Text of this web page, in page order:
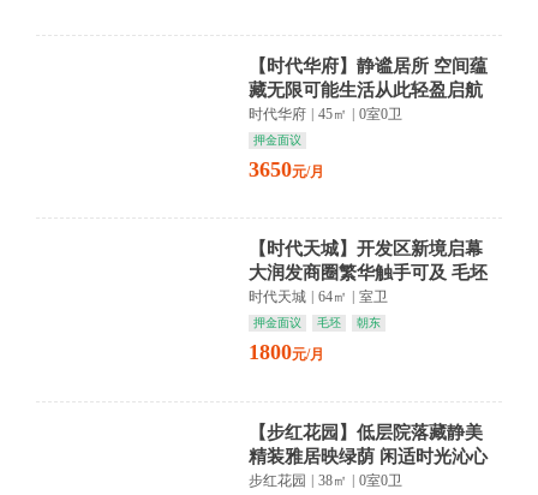
【时代华府】静谧居所 空间蕴
藏无限可能生活从此轻盈启航
时代华府 45㎡ 0室0卫
押金面议
3650元/月
【时代天城】开发区新境启幕
大润发商圈繁华触手可及 毛坯
空间任你挥洒梦想
时代天城 64㎡ 室卫
押金面议 毛坯 朝东
1800元/月
【步红花园】低层院落藏静美
精装雅居映绿荫 闲适时光沁心
扉
步红花园 | 38㎡ | 0室0卫